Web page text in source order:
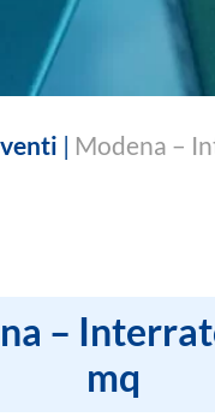
| Modena –
–
mq